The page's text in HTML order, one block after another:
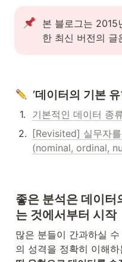
본 블로그는 2015
한 최신 버전의 글
’데이터의 기본
1.
기본적인 데이터 종
2. [Revisited] 실무자
(nominal, ordinal,
좋은 분석은 데이터
는 것에서부터 시작
많은 분들이 간과하실
의 성격을 정확히 이해하